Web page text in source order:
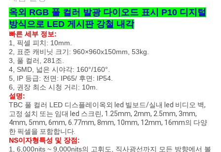
트
맵
사
생
활
보
옥외 RGB 풀 컬러 발광 다이오드 표시 P10 디지털
방식으로 LED 게시판 강철 내각
빠른 세부 정보:
1, 픽셀 피치: 10mm.
2, 표준 캐비닛 크기: 960×960x150mm, 53kg.
3, 풀 컬러, 281조.
4, SMD, 넓은 시야각: 160°/160°.
5, IP 등급: 전면: IP65/ 후면: IP54.
6, 권장 최소 시청 거리: 10m.
설명:
TBC 풀 컬러 LED 디스플레이옥외 led 빌보드/실내 led 비디오 벽,
고정 설치 또는 임대 led 스크린, 1.25mm, 2mm, 2.5mm, 3mm,
4mm, 5mm, 6mm, 6.77mm, 8mm, 10mm, 12mm, 16mm의 다양
한 픽셀을 포함합니다.
NS이자형특성 및 장점 :
1, 6,000nits ~ 9,000nits의 고휘도, 직사광선까지 모든 방향에서 볼